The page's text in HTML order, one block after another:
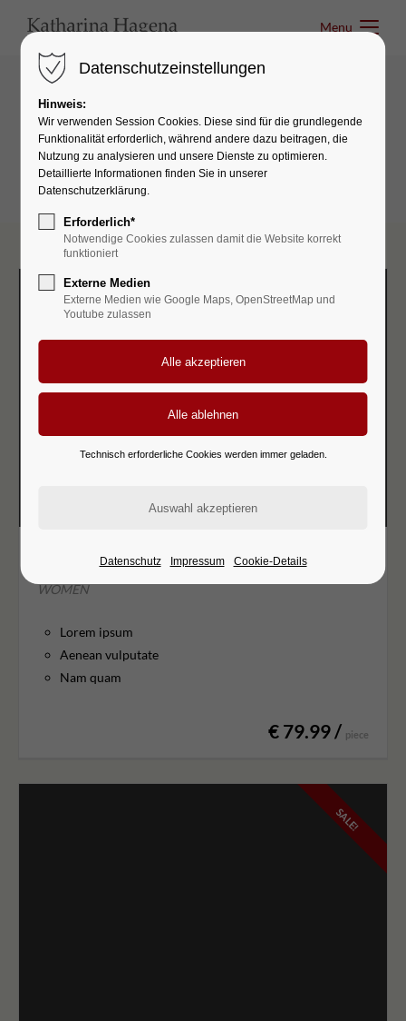
Menu
Productbox
Coat Intmi
WOMEN
Lorem ipsum
Aenean vulputate
Nam quam
€ 79.99 / piece
SALE!
Datenschutzeinstellungen
Hinweis:
Wir verwenden Session Cookies. Diese sind für die grundlegende
Funktionalität erforderlich, während andere dazu beitragen, die
Nutzung zu analysieren und unsere Dienste zu optimieren.
Detaillierte Informationen finden Sie in unserer
Datenschutzerklärung.
Erforderlich*
Notwendige Cookies zulassen damit die Website korrekt
funktioniert
Externe Medien
Externe Medien wie Google Maps, OpenStreetMap und
Youtube zulassen
Technisch erforderliche Cookies werden immer geladen.
Datenschutz Impressum Cookie-Details
Menu